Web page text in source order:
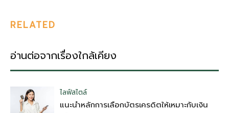
RELATED
อ่านต่อจากเรื่องใกล้เคียง
ไลฟ์สไตล์
แนะนำหลักการเลือกบัตรเครดิตให้เหมาะกับเงิน